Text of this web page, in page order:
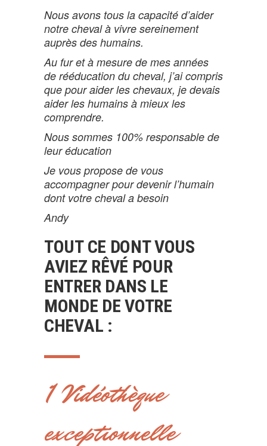
Nous avons tous la capacité d’aider
notre cheval à vivre sereinement
auprès des humains.
Au fur et à mesure de mes années
de rééducation du cheval, j’ai compris
que pour aider les chevaux, je devais
aider les humains à mieux les
comprendre.
Nous sommes 100% responsable de
leur éducation
Je vous propose de vous
accompagner pour devenir l’humain
dont votre cheval a besoin
Andy
TOUT CE DONT VOUS
AVIEZ RÊVÉ POUR
ENTRER DANS LE
MONDE DE VOTRE
CHEVAL :
1 Vidéothèque
exceptionnelle